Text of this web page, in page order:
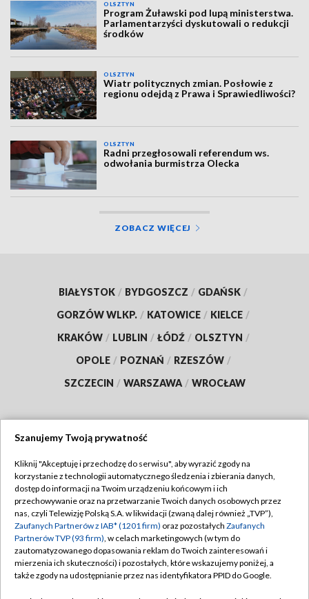
OLSZTYN
Program Żuławski pod lupą ministerstwa.
Parlamentarzyści dyskutowali o redukcji
środków
OLSZTYN
Wiatr politycznych zmian. Posłowie z
regionu odejdą z Prawa i Sprawiedliwości?
OLSZTYN
Radni przegłosowali referendum ws.
odwołania burmistrza Olecka
ZOBACZ WIĘCEJ
BIAŁYSTOK / BYDGOSZCZ / GDAŃSK /
GORZÓW WLKP. / KATOWICE / KIELCE /
KRAKÓW / LUBLIN / ŁÓDŹ / OLSZTYN /
OPOLE / POZNAŃ / RZESZÓW /
SZCZECIN / WARSZAWA / WROCŁAW
TVP
Abonament TVP
Emisja w TVP
Centrum informacji TVP
Naziemna Telewizja Cyfrowa
Regulamin TVP
Polityka prywatności
Moje zgody
Pomoc
Szanujemy Twoją prywatność
Kliknij "Akceptuję i przechodzę do serwisu", aby wyrazić zgody na
korzystanie z technologii automatycznego śledzenia i zbierania danych,
dostęp do informacji na Twoim urządzeniu końcowym i ich
przechowywanie oraz na przetwarzanie Twoich danych osobowych przez
nas, czyli Telewizję Polską S.A. w likwidacji (zwaną dalej również „TVP”),
Zaufanych Partnerów z IAB* (1201 firm) oraz pozostałych Zaufanych
Partnerów TVP (93 firm), w celach marketingowych (w tym do
zautomatyzowanego dopasowania reklam do Twoich zainteresowań i
mierzenia ich skuteczności) i pozostałych, które wskazujemy poniżej, a
także zgody na udostępnianie przez nas identyfikatora PPID do Google.